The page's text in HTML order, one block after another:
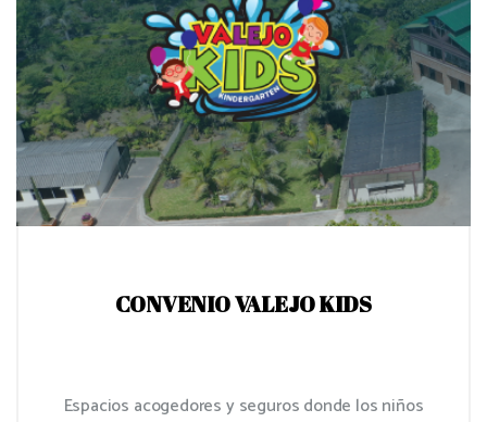
CONVENIO VALEJO KIDS
Espacios acogedores y seguros donde los niños